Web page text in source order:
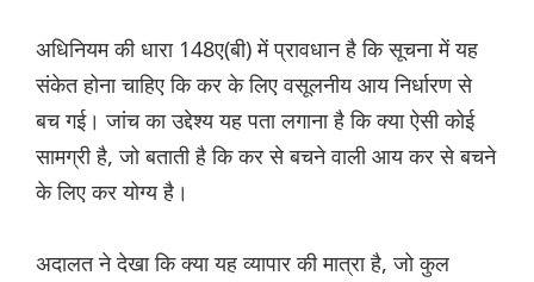
अधिनियम की धारा 148ए(बी) में प्रावधान है कि सूचना में यह
संकेत होना चाहिए कि कर के लिए वसूलनीय आय निर्धारण से
बच गई। जांच का उद्देश्य यह पता लगाना है कि क्या ऐसी कोई
सामग्री है, जो बताती है कि कर से बचने वाली आय कर से बचने
के लिए कर योग्य है।
अदालत ने देखा कि क्या यह व्यापार की मात्रा है, जो कुल